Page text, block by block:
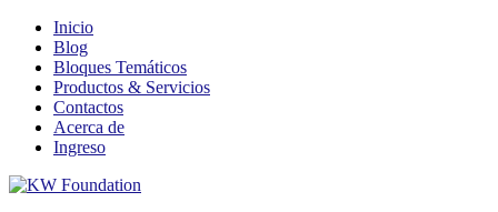
Inicio
Blog
Bloques Temáticos
Productos & Servicios
Contactos
Acerca de
Ingreso